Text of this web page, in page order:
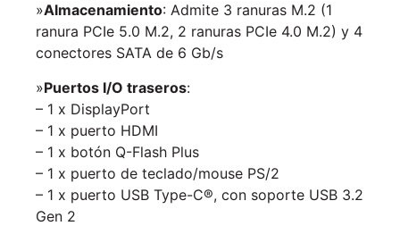
»Almacenamiento: Admite 3 ranuras M.2 (1
ranura PCIe 5.0 M.2, 2 ranuras PCIe 4.0 M.2) y 4
conectores SATA de 6 Gb/s
»Puertos I/O traseros:
– 1 x DisplayPort
– 1 x puerto HDMI
– 1 x botón Q-Flash Plus
– 1 x puerto de teclado/mouse PS/2
– 1 x puerto USB Type-C®, con soporte USB 3.2
Gen 2